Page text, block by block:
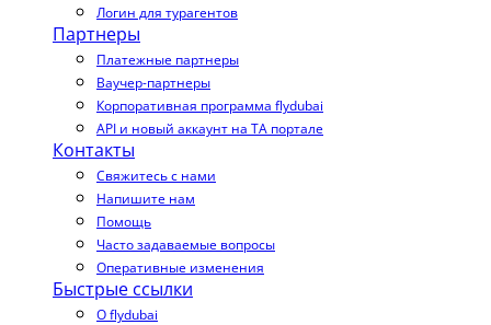
Логин для турагентов
Партнеры
Платежные партнеры
Ваучер-партнеры
Корпоративная программа flydubai
API и новый аккаунт на TA портале
Контакты
Свяжитесь с нами
Напишите нам
Помощь
Часто задаваемые вопросы
Оперативные изменения
Быстрые ссылки
О flydubai